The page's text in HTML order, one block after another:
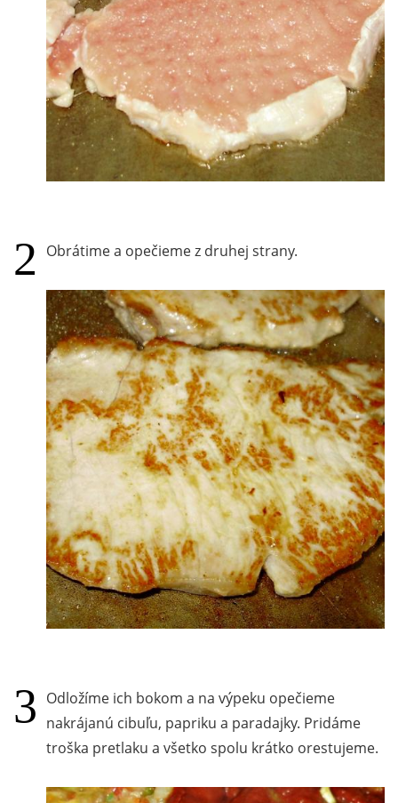
Obrátime a opečieme z druhej strany.
Odložíme ich bokom a na výpeku opečieme
nakrájanú cibuľu, papriku a paradajky. Pridáme
troška pretlaku a všetko spolu krátko orestujeme.